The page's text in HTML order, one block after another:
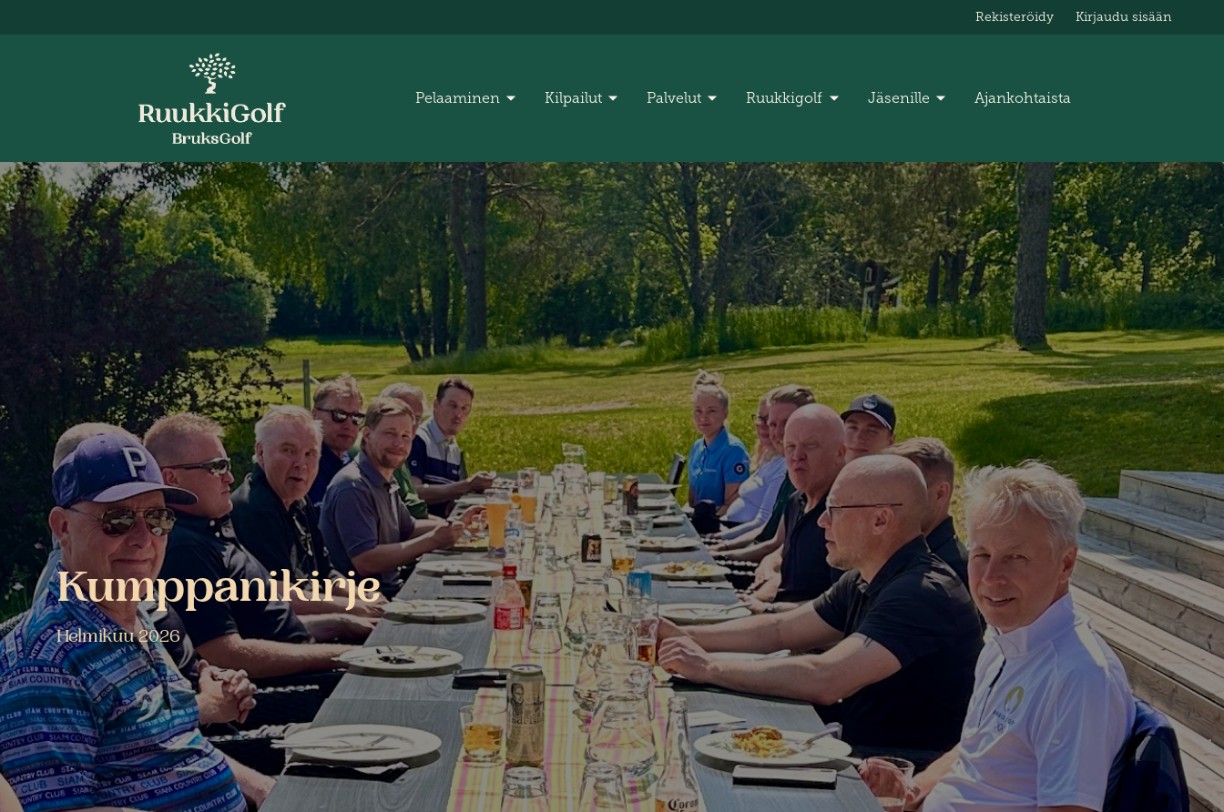
Rekisteröidy Kirjaudu sisään
Pelaaminen Kilpailut Palvelut Ruukkigolf Jäsenille Ajankohtaista
Kumppanikirje
Helmikuu 2026